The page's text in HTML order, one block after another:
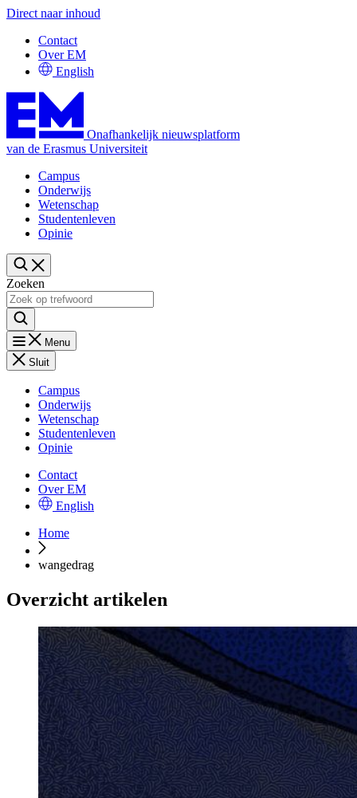
Direct naar inhoud
Contact
Over EM
English
Onafhankelijk nieuwsplatform
van de Erasmus Universiteit
Campus
Onderwijs
Wetenschap
Studentenleven
Opinie
Zoeken
Menu
Sluit
Campus
Onderwijs
Wetenschap
Studentenleven
Opinie
Contact
Over EM
English
Home
wangedrag
Overzicht artikelen